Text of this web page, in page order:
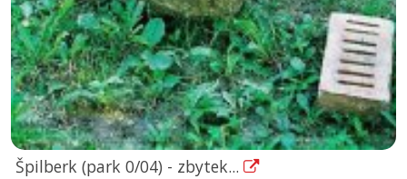
Špilberk (park 0/04) - zbytek...